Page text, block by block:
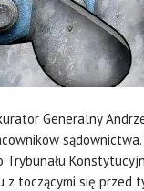
Generalny
z toczącymi się przed